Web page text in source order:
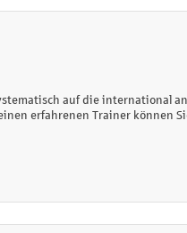
auf die international
erfahrenen Trainer können